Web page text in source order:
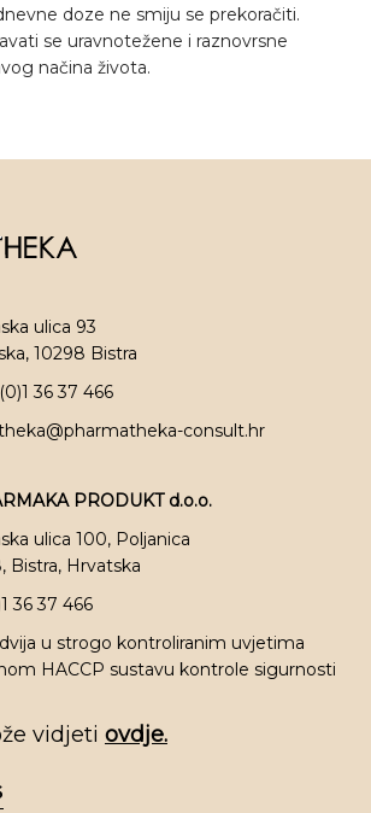
doze ne smiju se prekoračiti.
se uravnotežene i raznovrsne
načina života.
ulica 93
10298 Bistra
36 37 466
consult.hr
PRODUKT d.o.o.
ulica 100, Poljanica
Bistra, Hrvatska
36 37 466
u strogo kontroliranim uvjetima
HACCP sustavu kontrole sigurnosti
vidjeti ovdje.